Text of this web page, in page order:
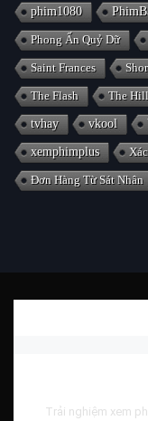
phim1080
Phong Ấn Quỷ Dữ
Saint Frances
The Flash The Hill
tvhay vkool
xemphimplus
Đơn Hàng Từ Sát Nhân